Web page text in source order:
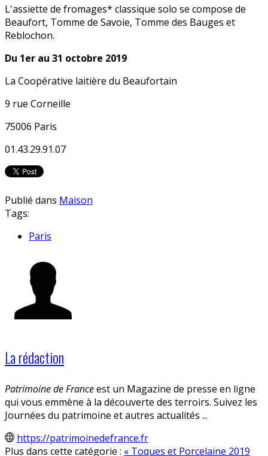
L'assiette de fromages* classique solo se compose de
Beaufort, Tomme de Savoie, Tomme des Bauges et
Reblochon.
Du 1er au 31 octobre 2019
La Coopérative laitière du Beaufortain
9 rue Corneille
75006 Paris
01.43.29.91.07
Publié dans Maison
Tags:
Paris
La rédaction
Patrimoine de Franceest un Magazine de presse en ligne
qui vous emmène à la découverte des terroirs. Suivez les
Journées du patrimoine et autres actualités ...
https://patrimoinedefrance.fr
Plus dans cette catégorie : « Toques et Porcelaine 2019